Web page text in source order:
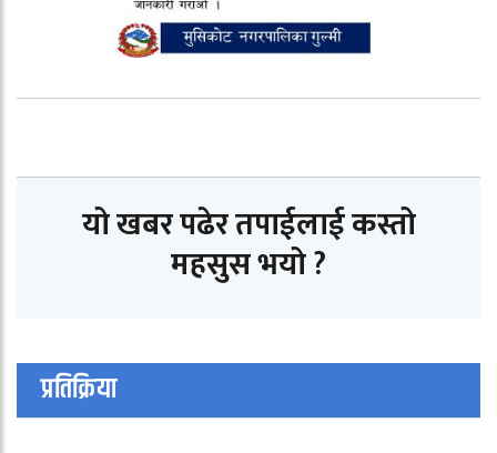
यो खबर पढेर तपाईलाई कस्तो
महसुस भयो ?
प्रतिक्रिया